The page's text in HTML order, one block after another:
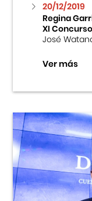
Teatro
20/12/2019
Regina
XI
José
Ver más